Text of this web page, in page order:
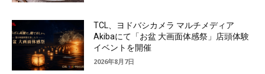
TCL、ヨドバシカメラ マルチメディア
Akibaにて「お盆 大画面体感祭」店頭体験
イベントを開催
2026年8月7日